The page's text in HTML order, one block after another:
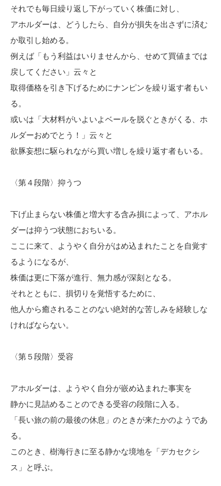
それでも毎日繰り返し下がっていく株価に対し、
アホルダーは、どうしたら、自分が損失を出さずに済む
か取引し始める。
例えば「もう利益はいりませんから、せめて買値までは
戻してください」云々と
取得価格を引き下げるためにナンピンを繰り返す者もい
る。
或いは「大材料がいよいよベールを脱ぐときがくる、ホ
ルダーおめでとう！」云々と
欲豚妄想に駆られながら買い増しを繰り返す者もいる。
〈第４段階〉抑うつ
下げ止まらない株価と増大する含み損によって、アホル
ダーは抑うつ状態におちいる。
ここに来て、ようやく自分がはめ込まれたことを自覚す
るようになるが、
株価は更に下落が進行、無力感が深刻となる。
それとともに、損切りを覚悟するために、
他人から癒されることのない絶対的な苦しみを経験しな
ければならない。
〈第５段階〉受容
アホルダーは、ようやく自分が嵌め込まれた事実を
静かに見詰めることのできる受容の段階に入る。
「長い旅の前の最後の休息」のときが来たかのようであ
る。
このとき、樹海行きに至る静かな境地を「デカセクシ
ス」と呼ぶ。